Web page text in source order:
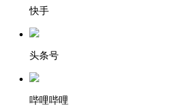
快手
头条号
哔哩哔哩